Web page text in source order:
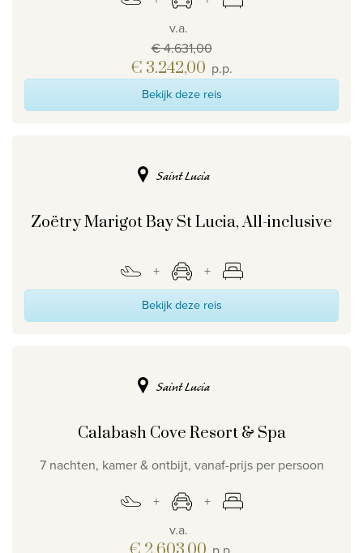
v.a.
€ 4.631,00
€ 3.242,00 p.p.
Bekijk deze reis
Saint Lucia
Zoëtry Marigot Bay St Lucia, All-inclusive
Bekijk deze reis
Saint Lucia
Calabash Cove Resort & Spa
7 nachten, kamer & ontbijt, vanaf-prijs per persoon
v.a.